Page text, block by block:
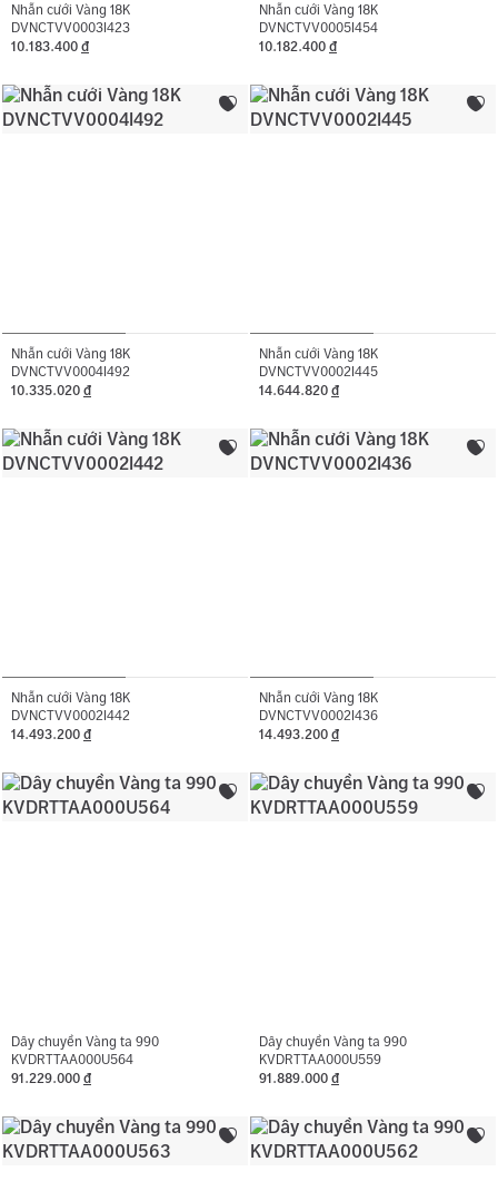
Nhẫn cưới Vàng 18K
DVNCTVV0003I423
10.183.400 đ
Nhẫn cưới Vàng 18K
DVNCTVV0005I454
10.182.400 đ
Nhẫn cưới Vàng 18K
DVNCTVV0004I492
10.335.020 đ
Nhẫn cưới Vàng 18K
DVNCTVV0002I445
14.644.820 đ
Nhẫn cưới Vàng 18K
DVNCTVV0002I442
14.493.200 đ
Nhẫn cưới Vàng 18K
DVNCTVV0002I436
14.493.200 đ
Dây chuyền Vàng ta 990
KVDRTTAA000U564
91.229.000 đ
Dây chuyền Vàng ta 990
KVDRTTAA000U559
91.889.000 đ